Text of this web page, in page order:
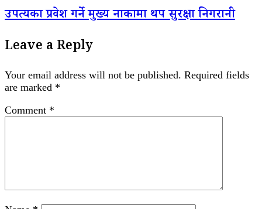
उपत्यका प्रवेश गर्ने मुख्य नाकामा थप सुरक्षा निगरानी
Leave a Reply
Your email address will not be published. Required fields
are marked *
Comment *